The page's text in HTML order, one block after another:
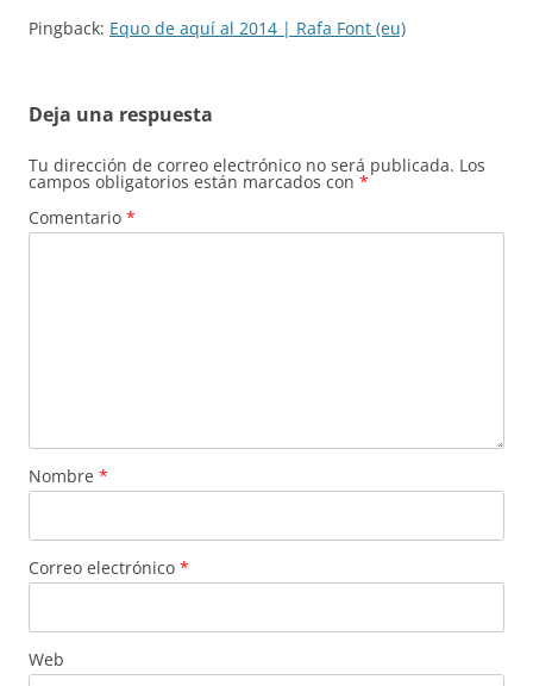
Pingback: Equo de aquí al 2014 | Rafa Font (eu)
Deja una respuesta
Tu dirección de correo electrónico no será publicada. Los
campos obligatorios están marcados con *
Comentario *
Nombre *
Correo electrónico *
Web